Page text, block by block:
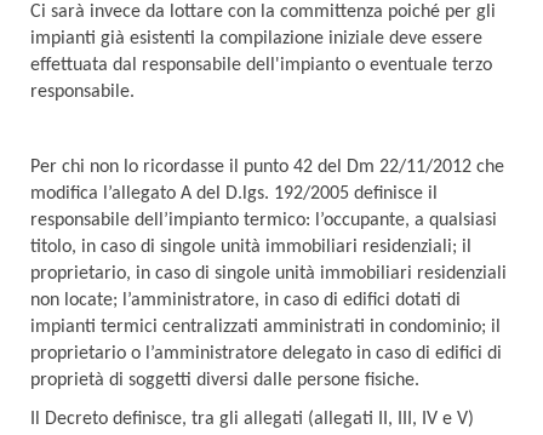
Ci sarà invece da lottare con la committenza poiché per gli
impianti già esistenti la compilazione iniziale deve essere
effettuata dal responsabile dell'impianto o eventuale terzo
responsabile.
Per chi non lo ricordasse il punto 42 del Dm 22/11/2012 che
modifica l’allegato A del D.lgs. 192/2005 definisce il
responsabile dell’impianto termico:
l’occupante, a qualsiasi
titolo, in caso di singole unità immobiliari residenziali; il
proprietario, in caso di singole unità immobiliari residenziali
non locate; l’amministratore, in caso di edifici dotati di
impianti termici centralizzati amministrati in condominio; il
proprietario o l’amministratore delegato in caso di edifici di
proprietà di soggetti diversi dalle persone fisiche.
Il Decreto definisce, tra gli allegati (allegati II, III, IV e V)